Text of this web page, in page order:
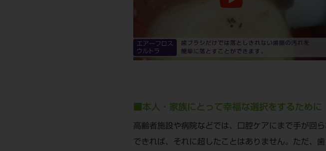
■本人・家族にとって幸福な選択をするために
高齢者施設や病院などでは、口腔ケアにまで手が回
できれば、それに超したことはありません。ただ、